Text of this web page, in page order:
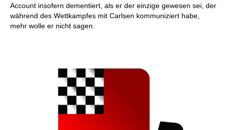
Account insofern dementiert, als er der einzige gewesen sei, der
während des Wettkampfes mit Carlsen kommuniziert habe,
mehr wolle er nicht sagen.